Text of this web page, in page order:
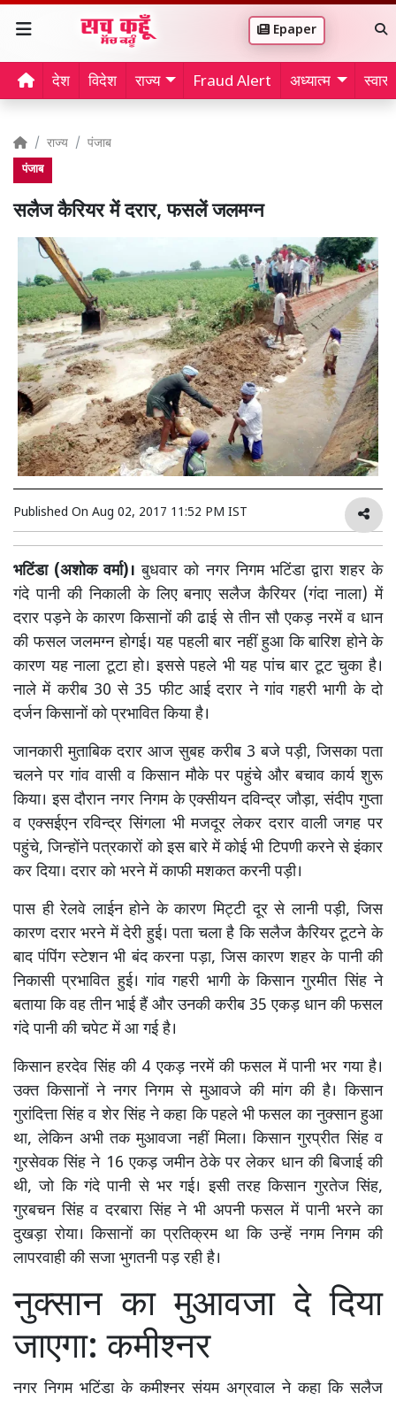
Epaper
देश विदेश राज्य Fraud Alert अध्यात्म
राज्य पंजाब
पंजाब
सलैज कैरियर में दरार, फसलें जलमग्न
Published On Aug 02, 2017 11:52 PM IST
भटिंडा (अशोक वर्मा)। बुधवार को नगर निगम भटिंडा द्वारा शहर के
गंदे पानी की निकाली के लिए बनाए सलैज कैरियर (गंदा नाला) में
दरार पड़ने के कारण किसानों की ढाई से तीन सौ एकड़ नरमें व धान
की फसल जलमग्न होगई। यह पहली बार नहीं हुआ कि बारिश होने के
कारण यह नाला टूटा हो। इससे पहले भी यह पांच बार टूट चुका है।
नाले में करीब 30 से 35 फीट आई दरार ने गांव गहरी भागी के दो
दर्जन किसानों को प्रभावित किया है।
जानकारी मुताबिक दरार आज सुबह करीब 3 बजे पड़ी, जिसका पता
चलने पर गांव वासी व किसान मौके पर पहुंचे और बचाव कार्य शुरू
किया। इस दौरान नगर निगम के एक्सीयन दविन्द्र जौड़ा, संदीप गुप्ता
व एक्सईएन रविन्द्र सिंगला भी मजदूर लेकर दरार वाली जगह पर
पहुंचे, जिन्होंने पत्रकारों को इस बारे में कोई भी टिपणी करने से इंकार
कर दिया। दरार को भरने में काफी मशकत करनी पड़ी।
पास ही रेलवे लाईन होने के कारण मिट्टी दूर से लानी पड़ी, जिस
कारण दरार भरने में देरी हुई। पता चला है कि सलैज कैरियर टूटने के
बाद पंपिंग स्टेशन भी बंद करना पड़ा, जिस कारण शहर के पानी की
निकासी प्रभावित हुई। गांव गहरी भागी के किसान गुरमीत सिंह ने
बताया कि वह तीन भाई हैं और उनकी करीब 35 एकड़ धान की फसल
गंदे पानी की चपेट में आ गई है।
किसान हरदेव सिंह की 4 एकड़ नरमें की फसल में पानी भर गया है।
उक्त किसानों ने नगर निगम से मुआवजे की मांग की है। किसान
गुरांदित्ता सिंह व शेर सिंह ने कहा कि पहले भी फसल का नुक्सान हुआ
था, लेकिन अभी तक मुआवजा नहीं मिला। किसान गुरप्रीत सिंह व
गुरसेवक सिंह ने 16 एकड़ जमीन ठेके पर लेकर धान की बिजाई की
थी, जो कि गंदे पानी से भर गई। इसी तरह किसान गुरतेज सिंह,
गुरबचन सिंह व दरबारा सिंह ने भी अपनी फसल में पानी भरने का
दुखड़ा रोया। किसानों का प्रतिक्रम था कि उन्हें नगम निगम की
लापरवाही की सजा भुगतनी पड़ रही है।
नुक्सान का मुआवजा दे दिया
जाएगा: कमीश्नर
नगर निगम भटिंडा के कमीश्नर संयम अग्रवाल ने कहा कि सलैज